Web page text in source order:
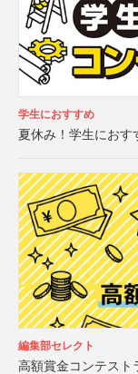
学生におすすめ
夏休み！学生におす
編集部セレクト
高額賞金コンテスト